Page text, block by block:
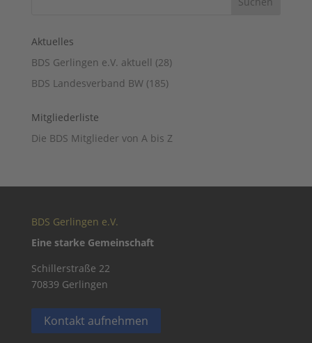
Aktuelles
BDS Gerlingen e.V. aktuell (28)
BDS Landesverband BW(185)
Mitgliederliste
Die BDS Mitglieder von A bis Z
BDS Gerlingen e.V.
Eine starke Gemeinschaft
Schillerstraße 22
70839 Gerlingen
Kontakt aufnehmen